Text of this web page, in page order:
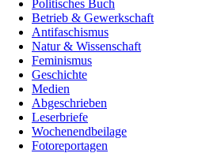
Politisches Buch
Betrieb & Gewerkschaft
Antifaschismus
Natur & Wissenschaft
Feminismus
Geschichte
Medien
Abgeschrieben
Leserbriefe
Wochenendbeilage
Fotoreportagen